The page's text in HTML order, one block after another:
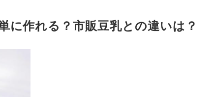
チェック
に作れる？市販豆乳との違いは？